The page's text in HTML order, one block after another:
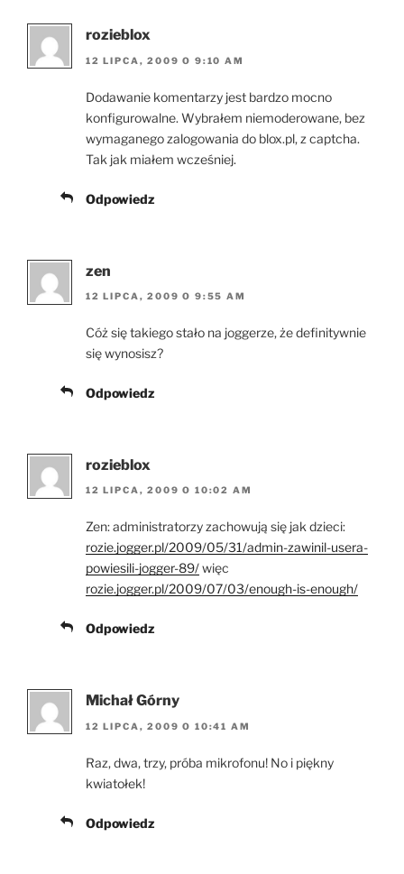
rozieblox
12 LIPCA, 2009 O 9:10 AM
Dodawanie komentarzy jest bardzo mocno
konfigurowalne. Wybrałem niemoderowane, bez
wymaganego zalogowania do blox.pl, z captcha.
Tak jak miałem wcześniej.
Odpowiedz
zen
12 LIPCA, 2009 O 9:55 AM
Cóż się takiego stało na joggerze, że definitywnie
się wynosisz?
Odpowiedz
rozieblox
12 LIPCA, 2009 O 10:02 AM
Zen: administratorzy zachowują się jak dzieci:
rozie.jogger.pl/2009/05/31/admin-zawinil-usera-
powiesili-jogger-89/więc
rozie.jogger.pl/2009/07/03/enough-is-enough/
Odpowiedz
Michał Górny
12 LIPCA, 2009 O 10:41 AM
Raz, dwa, trzy, próba mikrofonu! No i piękny
kwiatołek!
Odpowiedz